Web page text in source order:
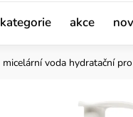
kategorie akce
micelární voda hydratační